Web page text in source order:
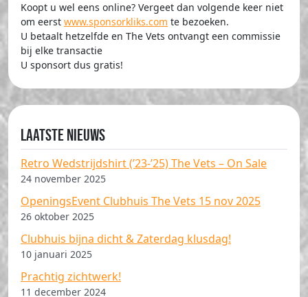
Koopt u wel eens online? Vergeet dan volgende keer niet
om eerst www.sponsorkliks.com te bezoeken.
U betaalt hetzelfde en The Vets ontvangt een commissie
bij elke transactie
U sponsort dus gratis!
Laatste nieuws
Retro Wedstrijdshirt (’23-’25) The Vets – On Sale
24 november 2025
OpeningsEvent Clubhuis The Vets 15 nov 2025
26 oktober 2025
Clubhuis bijna dicht & Zaterdag klusdag!
10 januari 2025
Prachtig zichtwerk!
11 december 2024